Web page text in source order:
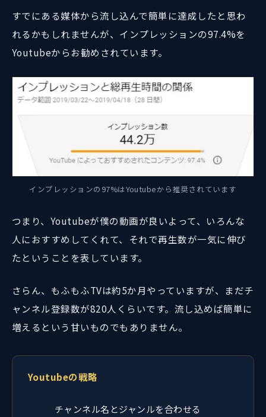
すでにある媒体から流し込んで簡単に達成したと思わ
れるかもしれませんが、インプレッションの97.4%を
Youtubeからお勧めされています。
インプレッションの97%はYoutubeから推奨されています
つまり、Youtubeが僕の動画が良いよって、いろんな
人におすすめしてくれて、それで再生数が一気に伸び
たということを表しています。
さらん、もふもふTVは約5か月やっていますが、まだチ
ャンネル登録数が820人くらいです。流し込めば簡単に
増えるという甘いものでもありません。
Youtubeの戦略
チャンネル名とジャンルを合わせる